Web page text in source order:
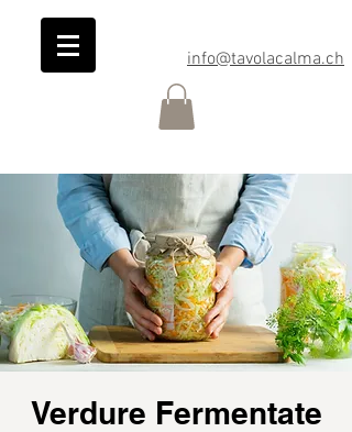
info@tavolacalma.ch
Verdure Fermentate